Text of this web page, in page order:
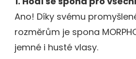
Ano! Díky svému
rozměrům je spona
jemné i husté vlasy.